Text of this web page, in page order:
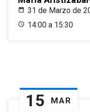
31 de Marzo de
14:00 a 15:30
15 MAR